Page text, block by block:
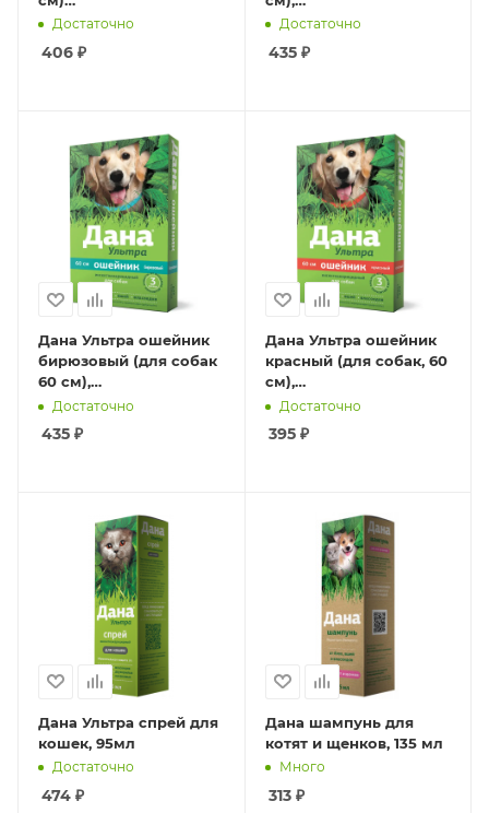
инсектоакарицидный
Достаточно
406 ₽
инсектоакарицидный
Достаточно
435₽
Дана Ультра ошейник
бирюзовый (для собак
60 см),
инсектоакарицидный
Достаточно
435 ₽
Дана Ультра ошейник
красный (для собак, 60
см),
инсектоакарицидный
Достаточно
395₽
Дана Ультра спрей для
кошек, 95мл
Достаточно
474 ₽
Дана шампунь для
котят и щенков, 135 мл
Много
313₽